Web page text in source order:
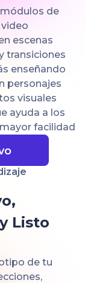
de
escenas
transiciones
enseñando
personajes
visuales
ayuda a los
facilidad
Listo
de tu